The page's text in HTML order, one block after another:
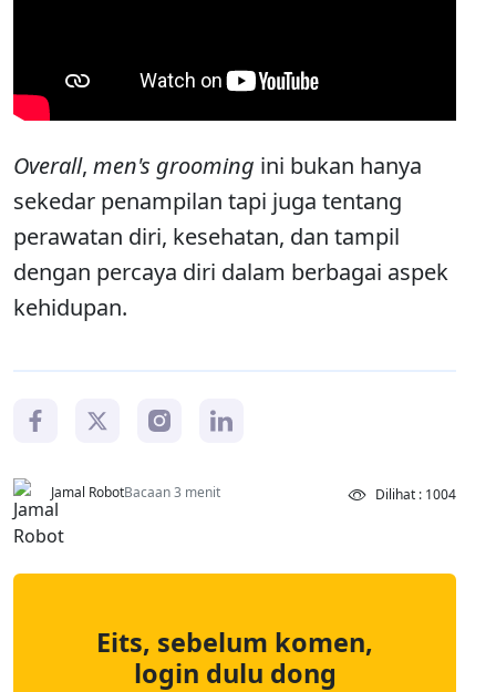
Overall, men's grooming ini bukan hanya
sekedar penampilan tapi juga tentang
perawatan diri, kesehatan, dan tampil
dengan percaya diri dalam berbagai aspek
kehidupan.
Jamal RobotBacaan 3 menit Dilihat : 1004
Eits, sebelum komen,
login dulu dong